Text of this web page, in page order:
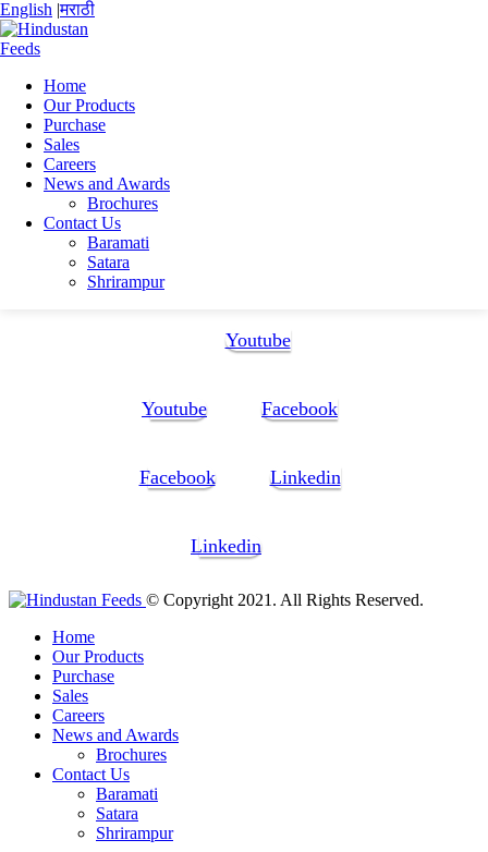
English |मराठी
Home
Our Products
Purchase
Sales
Careers
News and Awards
Brochures
Contact Us
Baramati
Satara
Shrirampur
Home
Ratul Manna
RATUL MANNA CV 1
RATUL MANNA CV 1
RATUL MANNA CV 1
Youtube
Youtube Facebook
Facebook Linkedin
Linkedin
© Copyright 2021. All Rights Reserved.
Home
Our Products
Purchase
Sales
Careers
News and Awards
Brochures
Contact Us
Baramati
Satara
Shrirampur